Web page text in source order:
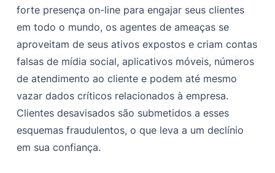
forte presença on-line para engajar seus clientes
em todo o mundo, os agentes de ameaças se
aproveitam de seus ativos expostos e criam contas
falsas de mídia social, aplicativos móveis, números
de atendimento ao cliente e podem até mesmo
vazar dados críticos relacionados à empresa.
Clientes desavisados são submetidos a esses
esquemas fraudulentos, o que leva a um declínio
em sua confiança.